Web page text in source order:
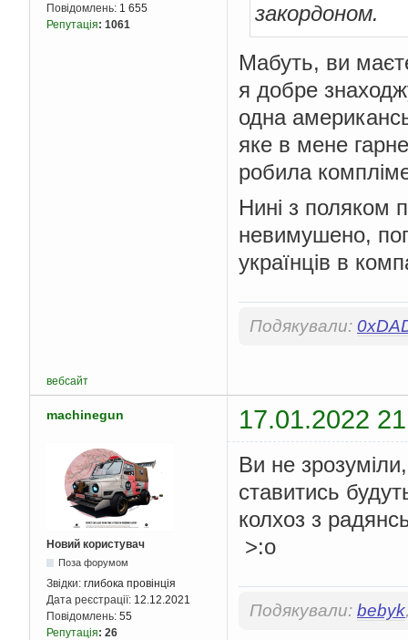
Повідомлень: 1 655
Репутація: 1061
закордоном.
Мабуть, ви
я добре
одна
яке в мене
робила
Нині з поляком
невимушено,
українців в
Подякували:
вебсайт
machinegun 17.01.2022
Новий користувач
Поза форумом
Звідки: глибока провінція
Дата реєстрації: 12.12.2021
Повідомлень: 55
Репутація: 26
Ви не
ставитись
колхоз з
>:o
Подякували: bebyk